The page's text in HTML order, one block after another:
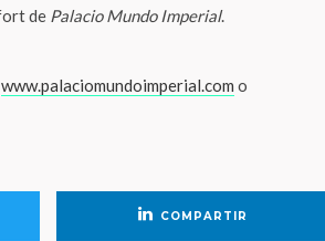
de Palacio Mundo Imperial.
www.palaciomundoimperial.com o
COMPARTIR